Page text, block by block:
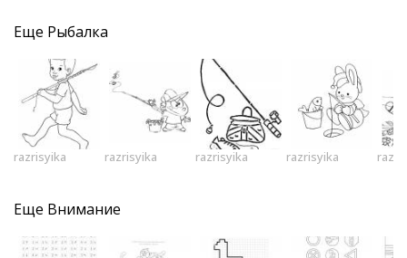
Еще Рыбалка
razrisyika razrisyika razrisyika razrisyika
Еще Внимание